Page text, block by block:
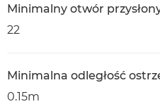
Minimalny otwór
22
Minimalna odległość
0.15m